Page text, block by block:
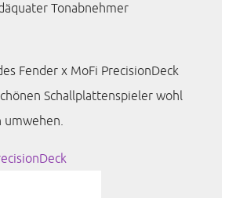
Tonabnehmer
Fender x MoFi PrecisionDeck
Schallplattenspieler wohl